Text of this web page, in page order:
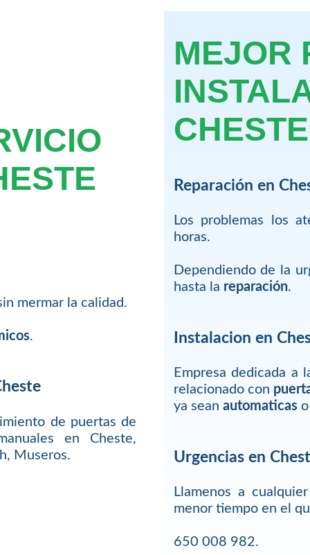
mermar la calidad.
.
de puertas de
en Cheste,
Museros.
MEJOR
CHESTE
Reparación en
Los problemas los
horas.
Dependiendo de la
hasta la reparación.
Instalacion en
Empresa dedicada a
relacionado con
ya sean automaticaso
Urgencias en
Llamenos a
menor tiempo en el
650 008 982.